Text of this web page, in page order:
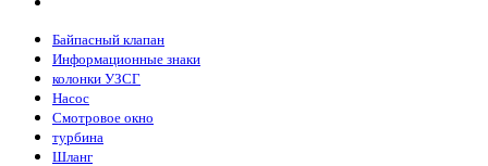
Байпасный клапан
Информационные знаки
колонки УЗСГ
Насос
Смотровое окно
турбина
Шланг